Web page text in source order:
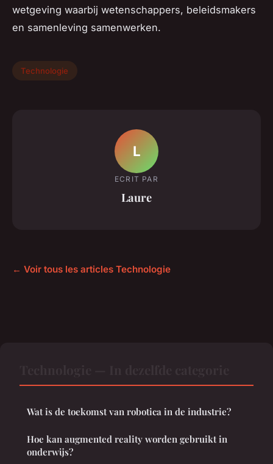
wetgeving waarbij wetenschappers, beleidsmakers
en samenleving samenwerken.
Technologie
L
ECRIT PAR
Laure
← Voir tous les articles Technologie
Wat is de toekomst van robotica in de industrie?
Hoe kan augmented reality worden gebruikt in
onderwijs?